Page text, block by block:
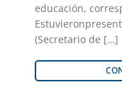
educación,
(Secretario de […]